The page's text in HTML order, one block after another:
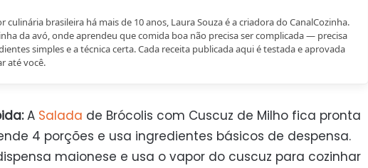
culinária brasileira há mais de 10 anos, Laura Souza é a criadora do CanalCozinha.
da avó, onde aprendeu que comida boa não precisa ser complicada — precisa
simples e a técnica certa. Cada receita publicada aqui é testada e aprovada
até você.
A Salada de Brócolis com Cuscuz de Milho fica pronta
4 porções e usa ingredientes básicos de despensa.
maionese e usa o vapor do cuscuz para cozinhar